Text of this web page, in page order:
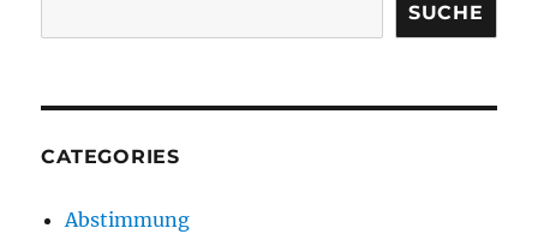
SUCHE
CATEGORIES
Abstimmung